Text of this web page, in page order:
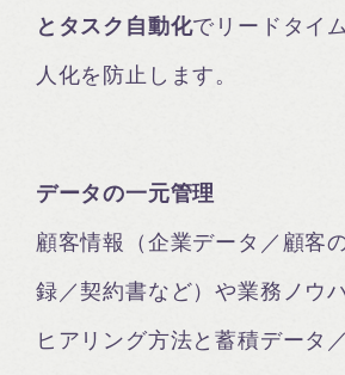
とタスク自動化でリードタイ
人化を防止します。
データの一元管理
顧客情報（企業データ／顧客
録／契約書など）や業務ノウ
ヒアリング方法と蓄積データ